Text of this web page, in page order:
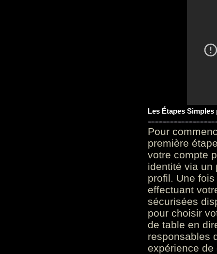
Les Étapes
Pour
première
votre compte
identité via un
profil. Une
effectuant
sécurisées
pour choisir
de table en
responsables
expérience